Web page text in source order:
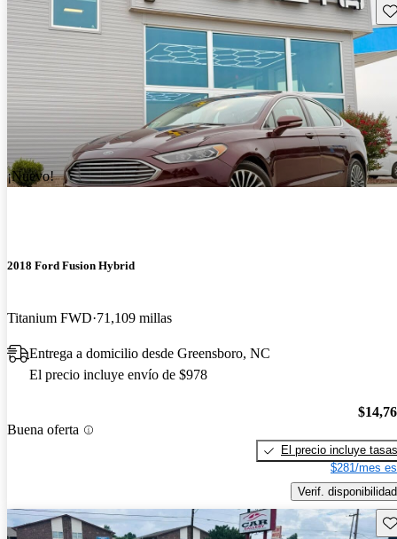
¡Nuevo!
2018 Ford Fusion Hybrid
Titanium FWD 71,109 millas
Entrega a domicilio desde Greensboro, NC
El precio incluye envío de $978
Buena oferta
El precio incluye tasas
$281/mes
Verif. disponibilidad